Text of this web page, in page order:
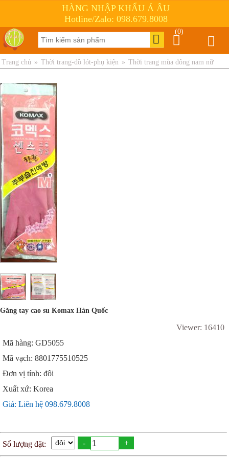
HÀNG NHẬP KHẨU Á ÂU
Hotline/Zalo: 098.679.8008
(0)
Trang chủ » Thời trang-đồ lót-phụ kiện » Thời trang mùa đông nam nữ
Găng tay cao su Komax Hàn Quốc
Viewer: 16410
Mã hàng: GD5055
Mã vạch: 8801775510525
Đơn vị tính: đôi
Xuất xứ: Korea
Giá: Liên hệ 098.679.8008
Số lượng đặt: - +